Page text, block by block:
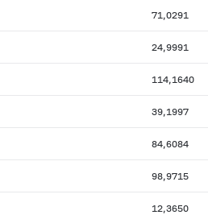
71,0291
24,9991
114,1640
39,1997
84,6084
98,9715
12,3650